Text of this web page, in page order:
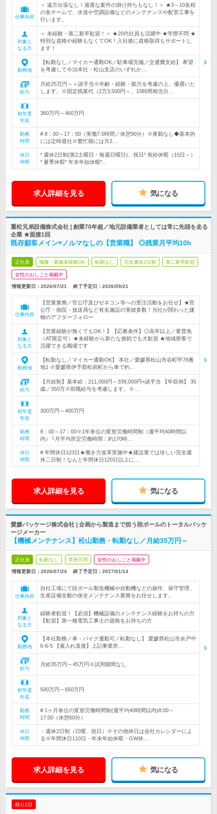
仕事内容
＜ 遠方出張なし！過度な案件の掛け持ちもなし！＞ ★3～10名程
の各チームで、水道や空調設備などのメンテナンスや配管工事を
行います。
対象と
なる方
＜ 未経験・第二新卒歓迎！＞ ★20代社員も活躍中 ★学歴不問 ★
特別な資格や経験もなくてOK！入社後に資格取得もサポートし
ます！
勤務地
【転勤なし／マイカー通勤OK／駐車場完備／交通費支給】 希望
を考慮して今治本社・松山支店のいずれか…
給与
月給25万円～＋諸手当※年齢・経験・能力を考慮の上、優遇いた
します。※固定残業代（2万3,500円～、15時間相当分…
初年度
年収
360万円～460万円
勤務
時間
# 8：00～17：00（実働7.5時間／休憩90分）※夜勤なし◆基本的
には定時退社※繁忙期には月2…
休日
休暇
* 週休2日制(第2土曜日・毎週日曜日)、祝日* 有給休暇（10日～）
* 夏季休暇* 年末年始休暇*…
求人詳細を見る 気になる
重松兄弟設備株式会社 | 創業70年超／地元設備業者としては常に先頭を走る
企業 ★面接1回
既存顧客メイン×ノルマなしの【営業職】 ◎残業月平均10h
正社員 職種・業種未経験OK 転勤なし 完全週休2日制 第二新卒歓迎
女性のおしごと掲載中
情報更新日：2026/07/21 終了予定日： 2026/09/21
仕事内容
【営業業務／官公庁及びゼネコン等への受注活動をお任せ】★官
公庁・病院・放送局など有名施設の実績多数！当社が関わった建
物のアフターフォロー
対象と
なる方
【営業経験が無くてもOK！】【応募条件】◎高卒以上／要普免
（AT限定可）★未経験から新たな挑戦でも大歓迎 ★地域密着で
活躍できる職場です
勤務地
【転勤なし／マイカー通勤OK】 本社／愛媛県松山市谷町甲78番
地1 ※愛媛県伊予郡松前町から車で約…
給与
【月給制】基本給：211,000円～339,000円+諸手当 【年収例】 35
歳／350万※前職給与を考慮します。※…
初年度
年収
300万円～400万円
勤務
時間
8：00～17：00※1年単位の変形労働時間制（週平均40時間以
内）└月平均所定労働時間：約170時…
休日
休暇
# 年間休日123日★働き方改革実施中★建設業では珍しい完全週
休二日制！なんと年間休日120日以上に…
求人詳細を見る 気になる
愛媛パッケージ株式会社 | 企画から製造まで担う段ボールのトータルパッケ
ージメーカー
【機械メンテナンス】松山勤務・転勤なし／月給35万円～
正社員 転勤なし 学歴不問 女性のおしごと掲載中
情報更新日：2026/07/24 終了予定日： 2027/01/14
仕事内容
自社工場にて段ボール製造機械や自動機などの操作、保守管理、
生産設備全般の保全メンテナンス業務をお任せします。
対象と
なる方
経験者歓迎！【必須】機械設備のメンテナンス経験をお持ちの方
【歓迎】第一種電気工事士の資格をお持ちの方
勤務地
【本社勤務／車・バイク通勤可／転勤なし】 愛媛県松山市余戸中
6-6-5 【雇入れ直後】上記事業所…
給与
月給35万円～45万円※試用期間なし
初年度
年収
500万円～650万円
勤務
時間
# 1ヶ月単位の変形労働時間制(週平均40時間以内)8:00～
17:00（休憩60分）
休日
休暇
・週休2日制（日曜、祝日）※その他休日は会社カレンダーによ
る※年間休日110日・年末年始休暇・GW休…
求人詳細を見る 気になる
残り2日